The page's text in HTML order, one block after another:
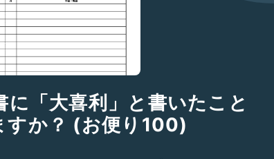
「大喜利」と書いたこと
すか？ (お便り100)